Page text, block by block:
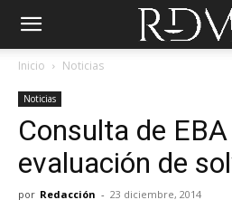
Inicio Noticias
Noticias
Consulta de
evaluación de
por Redacción - 23 diciembre, 2014